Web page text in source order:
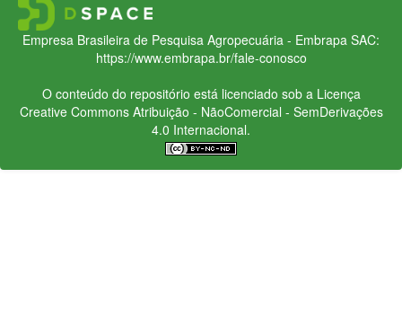
Empresa Brasileira de Pesquisa Agropecuária - Embrapa SAC:
https://www.embrapa.br/fale-conosco
O conteúdo do repositório está licenciado sob a Licença
Creative CommonsAtribuição - NãoComercial - SemDerivações
4.0 Internacional.